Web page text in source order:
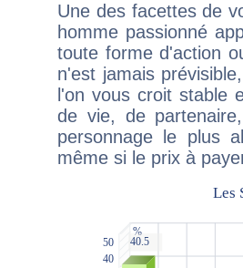
Une des facettes de
homme passionné
toute forme d'action
n'est jamais
l'on vous croit stable
de vie, de
personnage le plus
même si le prix à